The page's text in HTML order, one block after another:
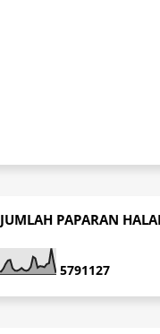
JUMLAH PAPARAN
5791127